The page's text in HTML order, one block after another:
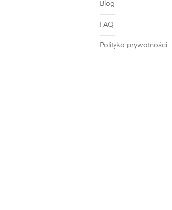
Blog
FAQ
Polityka prywatności